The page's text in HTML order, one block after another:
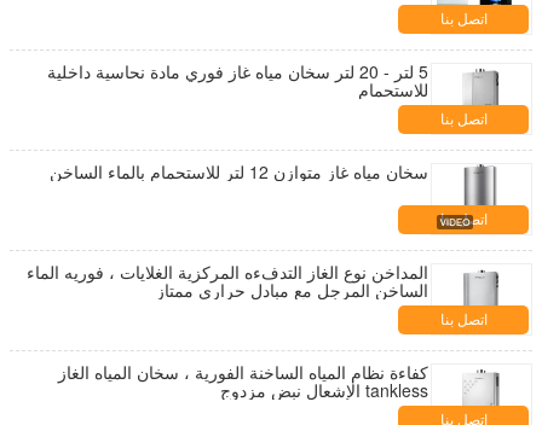
اتصل بنا
5 لتر - 20 لتر سخان مياه غاز فوري مادة نحاسية داخلية
للاستحمام
اتصل بنا
سخان مياه غاز متوازن 12 لتر للاستحمام بالماء الساخن
اتصل بنا
المداخن نوع الغاز التدفءه المركزية الغلايات ، فوريه الماء
الساخن المرجل مع مبادل حراري ممتاز
اتصل بنا
كفاءة نظام المياه الساخنة الفورية ، سخان المياه الغاز
tankless الإشعال نبض مزدوج
اتصل بنا